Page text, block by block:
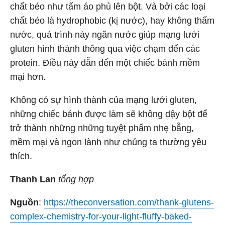
chất béo như tấm áo phủ lên bột. Và bởi các loại
chất béo là hydrophobic (kị nước), hay không thấm
nước, quá trình này ngăn nước giúp mạng lưới
gluten hình thành thông qua việc chạm đến các
protein. Điều này dẫn đến một chiếc bánh mềm
mại hơn.
Không có sự hình thành của mạng lưới gluten,
những chiếc bánh được làm sẽ không dậy bột để
trở thành những những tuyệt phẩm nhẹ bẫng,
mềm mại và ngon lành như chúng ta thường yêu
thích.
Thanh Lan tổng hợp
Nguồn: https://theconversation.com/thank-glutens-
complex-chemistry-for-your-light-fluffy-baked-